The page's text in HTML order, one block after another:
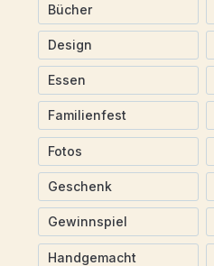
Bücher
Design
Essen
Familienfest
Fotos
Geschenk
Gewinnspiel
Handgemacht